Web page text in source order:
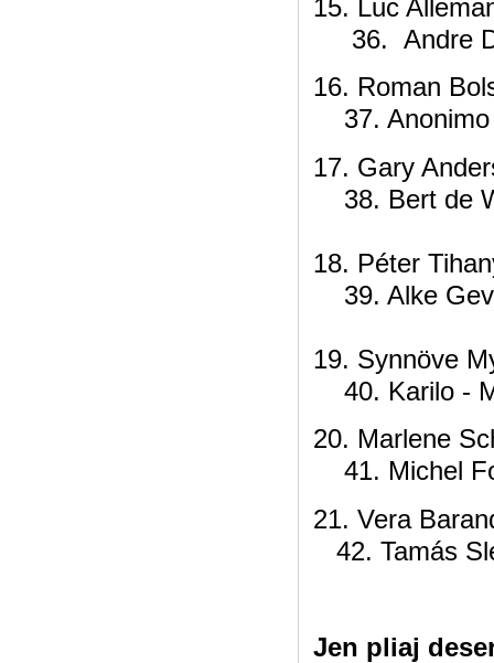
15.
36. Andre
16.
37. Anonimo
17.
38. Bert de
18.
39. Alke
19.
40.
20.
41. Michel
21.
42.
Jen pliaj